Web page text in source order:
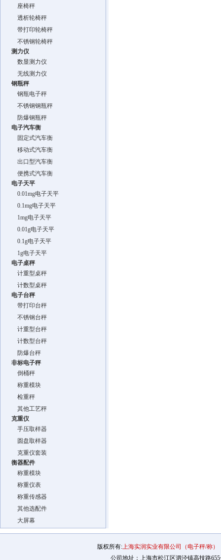
座椅秤
透析轮椅秤
带打印轮椅秤
不锈钢轮椅秤
测力仪
数显测力仪
无线测力仪
钢瓶秤
钢瓶电子秤
不锈钢钢瓶秤
防爆钢瓶秤
电子汽车衡
固定式汽车衡
移动式汽车衡
出口型汽车衡
便携式汽车衡
电子天平
0.01mg电子天平
0.1mg电子天平
1mg电子天平
0.01g电子天平
0.1g电子天平
1g电子天平
电子桌秤
计重型桌秤
计数型桌秤
电子台秤
带打印台秤
不锈钢台秤
计重型台秤
计数型台秤
防爆台秤
非标电子秤
倒桶秤
称重模块
检重秤
其他工艺秤
克重仪
手压取样器
圆盘取样器
克重仪套装
衡器配件
称重模块
称重仪表
称重传感器
其他选配件
大屏幕
版权所有:上海实润实业有限公司（电子秤/称）
公司地址：上海市松江区泗泾镇高技路655